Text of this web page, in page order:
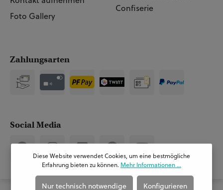
Foto Gallery
Confiserie
Zahlungsarten
Social Media
Diese Website verwendet Cookies, um eine bestmögliche
Erfahrung bieten zu können. Mehr Informationen ...
Nur technisch notwendige Konfigurieren